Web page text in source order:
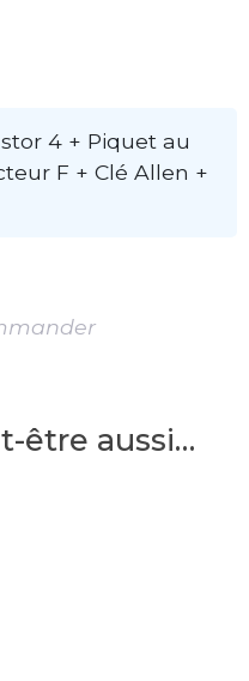
4 + Piquet au
F + Clé Allen +
être aussi…